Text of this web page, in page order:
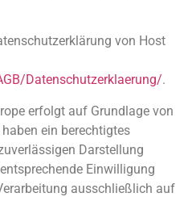
von Host
Datenschutzerklaerung/.
erfolgt auf Grundlage von
ein berechtigtes
Darstellung
Einwilligung
ausschließlich auf